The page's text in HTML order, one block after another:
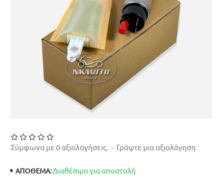
ΑΠΟΘΕΜΑ:Διαθέσιμο για αποστολή
Σύμφωνα με 0 αξιολογήσεις. - Γράψτε μια αξιολόγηση